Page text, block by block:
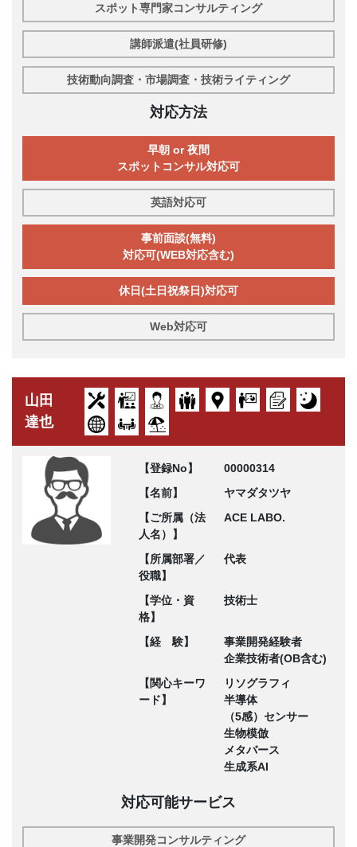
スポット専門家コンサルティング
講師派遣(社員研修)
技術動向調査・市場調査・技術ライティング
対応方法
早朝 or 夜間
スポットコンサル対応可
英語対応可
事前面談(無料)
対応可(WEB対応含む)
休日(土日祝祭日)対応可
Web対応可
山田
達也
【登録No】
00000314
【名前】
ヤマダタツヤ
【ご所属（法
人名）】
ACE LABO.
【所属部署／
役職】
代表
【学位・資
格】
技術士
【経 験】
事業開発経験者
企業技術者(OB含む)
【関心キーワ
ード】
リソグラフィ
半導体
（5感）センサー
生物模倣
メタバース
生成系AI
対応可能サービス
事業開発コンサルティング